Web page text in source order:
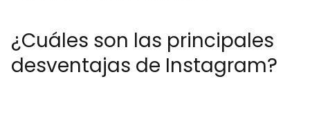
¿Cuáles son las principales
desventajas de Instagram?